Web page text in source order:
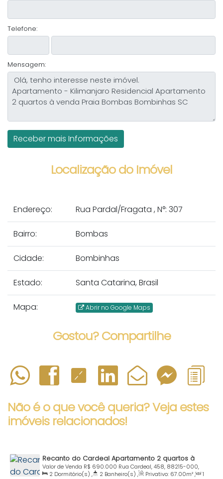
Telefone:
Mensagem:
Localização do Imóvel
Endereço: Rua Pardal/Fragata , N°: 307
Bairro: Bombas
Cidade: Bombinhas
Estado: Santa Catarina, Brasil
Mapa: Abrir no Google Maps
Gostou? Compartilhe
Não é o que você queria? Veja estes
imóveis relacionados!
Recanto do Cardeal Apartamento 2 quartos à
venda Praia Bombas Bombinhas SC
R$ 690.000
Valor de Venda
Rua Cardeal, 458, 88215-000,
Bombas, Bombinhas, Santa Catarina, Brasil
2 Dormitório(s) , 2 Banheiro(s) , Privativo: 67.00m², 1